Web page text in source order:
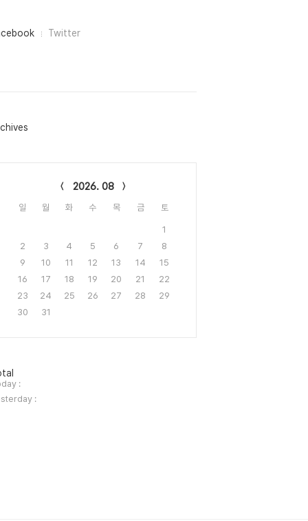
Twitter
2026. 08
일 월 화 수 목 금 토
1
2
3 4 5 6 7
8
9
10 11 12 13 14
15
16
17 18 19 20 21
22
23
24 25 26 27 28
29
30
31
:
: